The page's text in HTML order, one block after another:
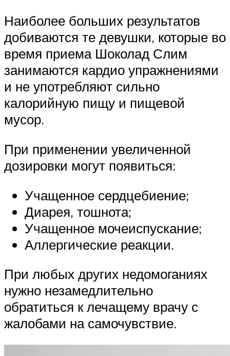
Наиболее больших результатов
добиваются те девушки, которые во
время приема Шоколад Слим
занимаются кардио упражнениями
и не употребляют сильно
калорийную пищу и пищевой
мусор.
При применении увеличенной
дозировки могут появиться:
Учащенное сердцебиение;
Диарея, тошнота;
Учащенное мочеиспускание;
Аллергические реакции.
При любых других недомоганиях
нужно незамедлительно
обратиться к лечащему врачу с
жалобами на самочувствие.